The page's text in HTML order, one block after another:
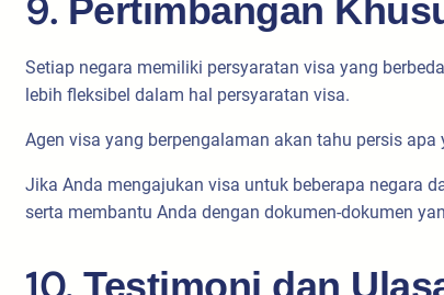
9. Pertimbangan
Setiap negara memiliki persyaratan visa yang
lebih fleksibel dalam hal persyaratan visa.
Agen visa yang berpengalaman akan tahu persis
Jika Anda mengajukan visa untuk beberapa negara
serta membantu Anda dengan dokumen-dokumen
Testimoni dan